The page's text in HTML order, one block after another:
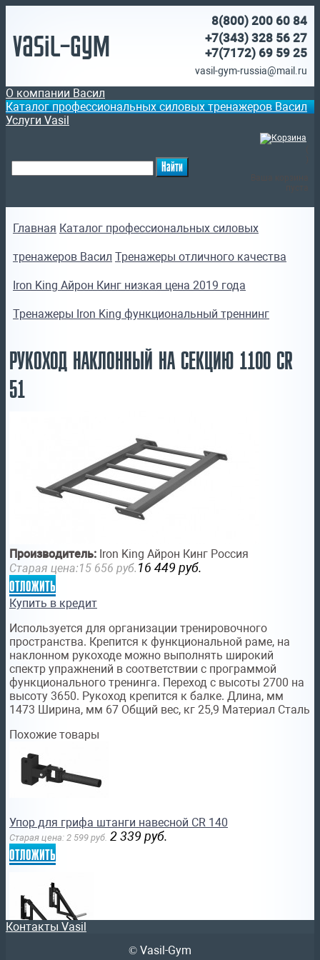
Vasil-Gym
8(800) 200 60 84
+7(343) 328 56 27
+7(7172) 69 59 25
vasil-gym-russia@mail.ru
О компании Васил
Каталог профессиональных силовых тренажеров Васил
Услуги Vasil
Главная Каталог профессиональных силовых
тренажеров Васил Тренажеры отличного качества
Iron King Айрон Кинг низкая цена 2019 года
Тренажеры Iron King функциональный треннинг
РУКОХОД НАКЛОННЫЙ НА СЕКЦИЮ 1100 CR
51
Производитель: Iron King Айрон Кинг Россия
Старая цена:15 656 руб. 16 449 руб.
отложить
Купить в кредит
Используется для организации тренировочного
пространства. Крепится к функциональной раме, на
наклонном рукоходе можно выполнять широкий
спектр упражнений в соответствии с программой
функционального тренинга. Переход с высоты 2700 на
высоту 3650. Рукоход крепится к балке. Длина, мм
1473 Ширина, мм 67 Общий вес, кг 25,9 Материал Сталь
Похожие товары
Упор для грифа штанги навесной CR 140
Старая цена: 2 599 руб. 2 339 руб.
отложить
Рычаги для жима вперед-вверх CR150
Контакты Vasil
© Vasil-Gym